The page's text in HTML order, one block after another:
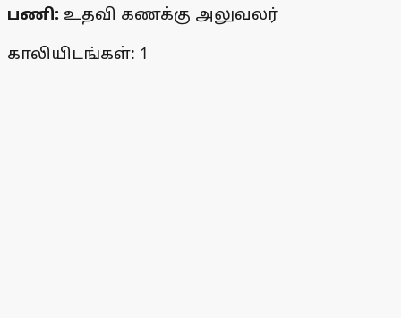
பணி: உதவி கணக்கு அலுவலர்
காலியிடங்கள்: 1